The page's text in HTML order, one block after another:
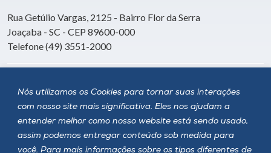
Nós utilizamos os Cookies para tornar suas interações
com nosso site mais significativa. Eles nos ajudam a
entender melhor como nosso website está sendo usado,
assim podemos entregar conteúdo sob medida para
você. Para mais informações sobre os tipos diferentes de
Rua Getúlio Vargas, 2125 - Bairro Flor da Serra
Joaçaba - SC - CEP 89600-000
Telefone (49) 3551-2000
Siga a Unoesc